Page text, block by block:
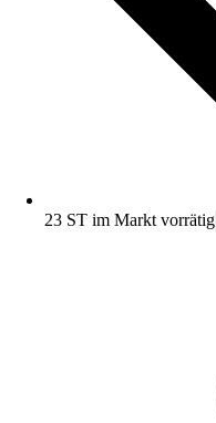
23 ST im Markt vorrätig